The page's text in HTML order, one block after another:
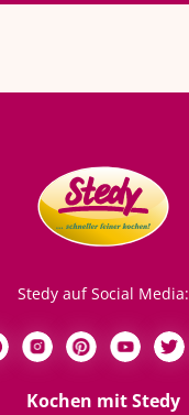
Stedy auf Social Media:
Kochen mit Stedy